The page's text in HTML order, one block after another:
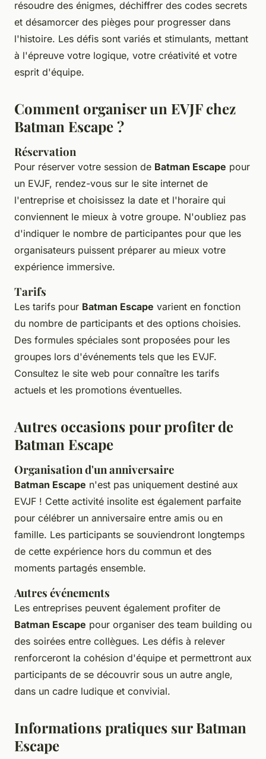
résoudre des énigmes, déchiffrer des codes secrets
et désamorcer des pièges pour progresser dans
l'histoire. Les défis sont variés et stimulants, mettant
à l'épreuve votre logique, votre créativité et votre
esprit d'équipe.
Comment organiser un EVJF chez
Batman Escape ?
Réservation
Pour réserver votre session de Batman Escape pour
un EVJF, rendez-vous sur le site internet de
l'entreprise et choisissez la date et l'horaire qui
conviennent le mieux à votre groupe. N'oubliez pas
d'indiquer le nombre de participantes pour que les
organisateurs puissent préparer au mieux votre
expérience immersive.
Tarifs
Les tarifs pour Batman Escape varient en fonction
du nombre de participants et des options choisies.
Des formules spéciales sont proposées pour les
groupes lors d'événements tels que les EVJF.
Consultez le site web pour connaître les tarifs
actuels et les promotions éventuelles.
Autres occasions pour profiter de
Batman Escape
Organisation d'un anniversaire
Batman Escape n'est pas uniquement destiné aux
EVJF ! Cette activité insolite est également parfaite
pour célébrer un anniversaire entre amis ou en
famille. Les participants se souviendront longtemps
de cette expérience hors du commun et des
moments partagés ensemble.
Autres événements
Les entreprises peuvent également profiter de
Batman Escape pour organiser des team building ou
des soirées entre collègues. Les défis à relever
renforceront la cohésion d'équipe et permettront aux
participants de se découvrir sous un autre angle,
dans un cadre ludique et convivial.
Informations pratiques sur Batman
Escape